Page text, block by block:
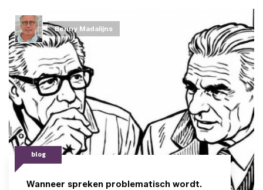
blog
Wanneer spreken problematisch wordt.
Benny Madalijns